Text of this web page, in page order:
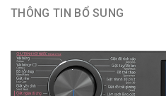
THÔNG TIN BỔ SUNG